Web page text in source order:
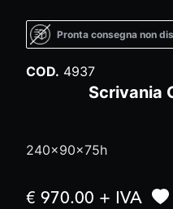
Pronta consegna non
COD. 4937
Scrivania
240x90x75h
€ 970.00 + IVA